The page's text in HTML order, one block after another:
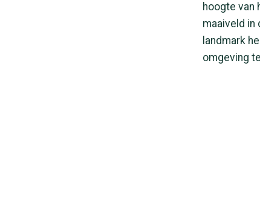
hoogte van
maaiveld in
landmark
omgeving